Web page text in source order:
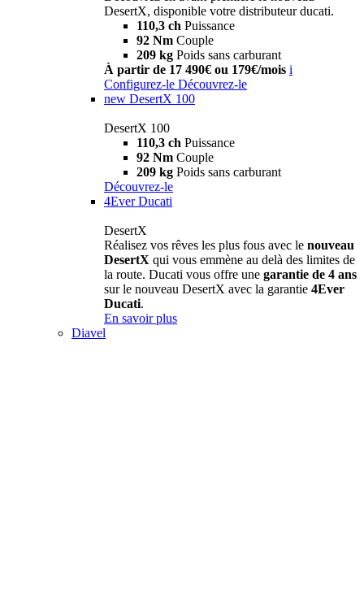
DesertX, disponible votre distributeur ducati.
110,3 ch Puissance
92 Nm Couple
209 kg Poids sans carburant
À partir de 17 490€ ou 179€/mois i
Configurez-le Découvrez-le
new DesertX 100
DesertX 100
110,3 ch Puissance
92 Nm Couple
209 kg Poids sans carburant
Découvrez-le
4Ever Ducati
DesertX
Réalisez vos rêves les plus fous avec le nouveau
DesertX qui vous emmène au delà des limites de
la route. Ducati vous offre une garantie de 4 ans
sur le nouveau DesertX avec la garantie 4Ever
Ducati.
En savoir plus
Diavel